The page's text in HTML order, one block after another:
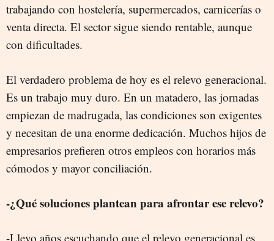
trabajando con hostelería, supermercados, carnicerías o
venta directa. El sector sigue siendo rentable, aunque
con dificultades.
El verdadero problema de hoy es el relevo generacional.
Es un trabajo muy duro. En un matadero, las jornadas
empiezan de madrugada, las condiciones son exigentes
y necesitan de una enorme dedicación. Muchos hijos de
empresarios prefieren otros empleos con horarios más
cómodos y mayor conciliación.
-¿Qué soluciones plantean para afrontar ese relevo?
-Llevo años escuchando que el relevo generacional es